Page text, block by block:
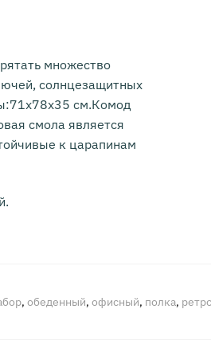
множество
солнцезащитных
см.Комод
смола является
к царапинам
, обеденный, офисный, полка, ретро